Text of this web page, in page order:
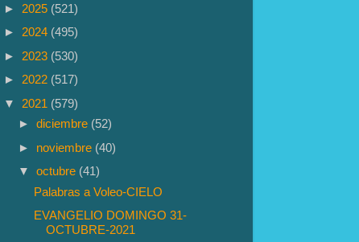
► 2025 (521)
► 2024 (495)
► 2023 (530)
► 2022 (517)
▼ 2021 (579)
►diciembre (52)
► noviembre (40)
▼octubre (41)
Palabras a Voleo-CIELO
EVANGELIO DOMINGO 31-
OCTUBRE-2021